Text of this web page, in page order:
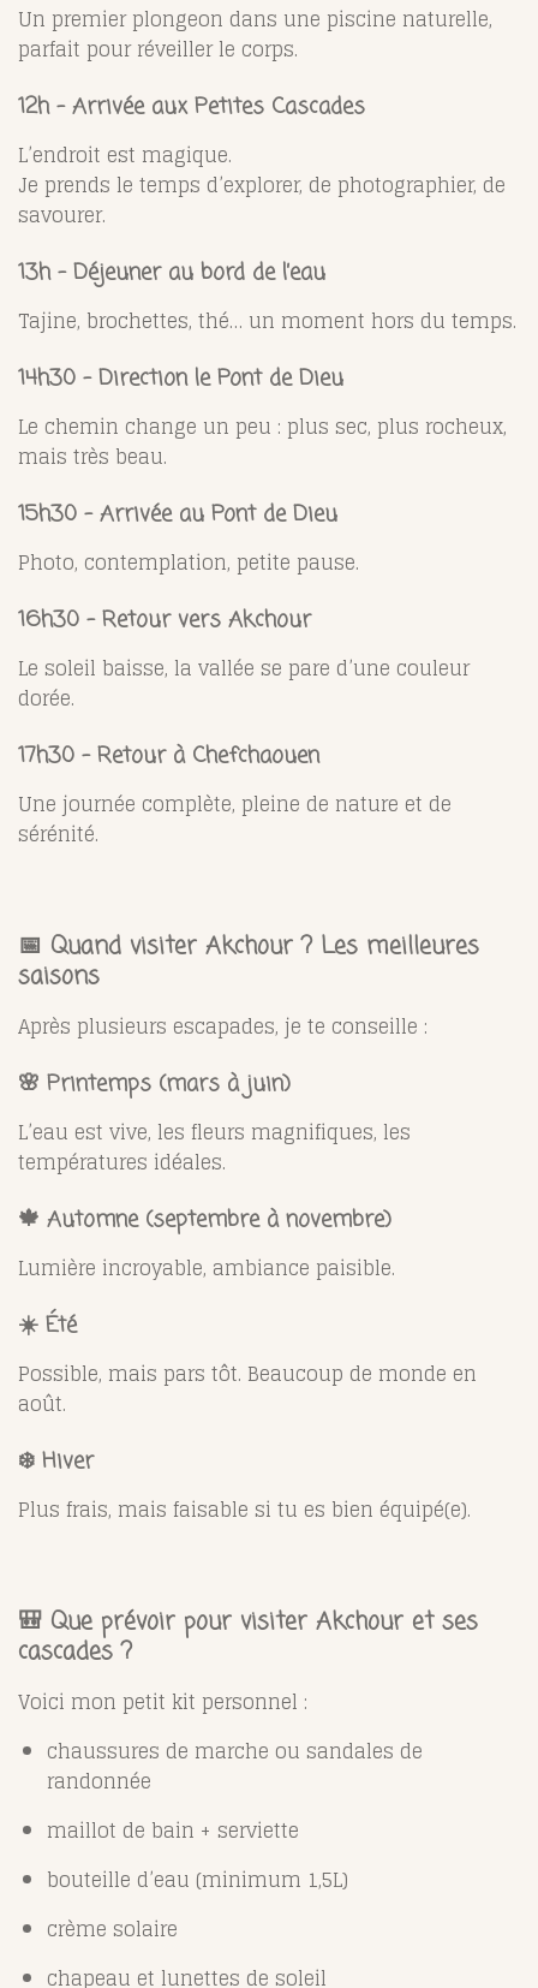
Un premier plongeon dans une piscine naturelle,
parfait pour réveiller le corps.
12h – Arrivée aux Petites Cascades
L’endroit est magique.
Je prends le temps d’explorer, de photographier, de
savourer.
13h – Déjeuner au bord de l’eau
Tajine, brochettes, thé… un moment hors du temps.
14h30 – Direction le Pont de Dieu
Le chemin change un peu : plus sec, plus rocheux,
mais très beau.
15h30 – Arrivée au Pont de Dieu
Photo, contemplation, petite pause.
16h30 – Retour vers Akchour
Le soleil baisse, la vallée se pare d’une couleur
dorée.
17h30 – Retour à Chefchaouen
Une journée complète, pleine de nature et de
sérénité.
📅 Quand visiter Akchour ? Les meilleures
saisons
Après plusieurs escapades, je te conseille :
🌸 Printemps (mars à juin)
L’eau est vive, les fleurs magnifiques, les
températures idéales.
🍁 Automne (septembre à novembre)
Lumière incroyable, ambiance paisible.
☀️ Été
Possible, mais pars tôt. Beaucoup de monde en
août.
❄️ Hiver
Plus frais, mais faisable si tu es bien équipé(e).
🎒 Que prévoir pour visiter Akchour et ses
cascades ?
Voici mon petit kit personnel :
chaussures de marche ou sandales de
randonnée
maillot de bain + serviette
bouteille d’eau (minimum 1,5L)
crème solaire
chapeau et lunettes de soleil